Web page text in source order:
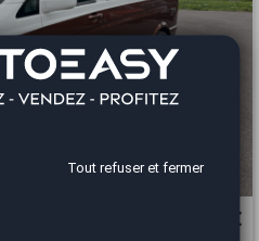
20 990 €
Tout refuser et fermer